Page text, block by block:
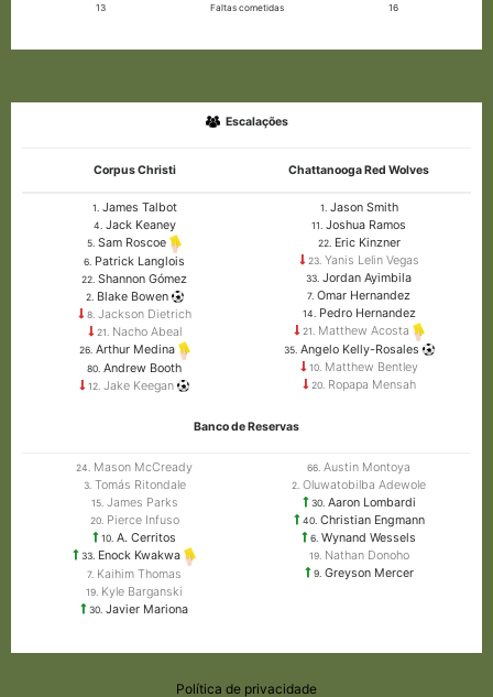
13 Faltas cometidas 16
Escalações
Corpus Christi Chattanooga Red Wolves
1. James Talbot
4. Jack Keaney
5. Sam Roscoe
6. Patrick Langlois
22. Shannon Gómez
2.Blake Bowen
8.Jackson Dietrich
21. Nacho Abeal
26.Arthur Medina
80. Andrew Booth
12. Jake Keegan
1. Jason Smith
11. Joshua Ramos
22.Eric Kinzner
23.Yanis Lelin Vegas
33. Jordan Ayimbila
7. Omar Hernandez
14. Pedro Hernandez
21.Matthew Acosta
35.Angelo Kelly-Rosales
10.Matthew Bentley
20.Ropapa Mensah
Banco de Reservas
24. Mason McCready
3.Tomás Ritondale
15.James Parks
20.Pierce Infuso
10. A. Cerritos
33. Enock Kwakwa
7. Kaihim Thomas
19. Kyle Barganski
30. Javier Mariona
66. Austin Montoya
2. Oluwatobilba Adewole
30.Aaron Lombardi
40.Christian Engmann
6. Wynand Wessels
19.Nathan Donoho
9.Greyson Mercer
Política de privacidade